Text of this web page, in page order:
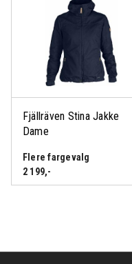
Fjällräven Stina Jakke
Dame
Flere fargevalg
2 199,-